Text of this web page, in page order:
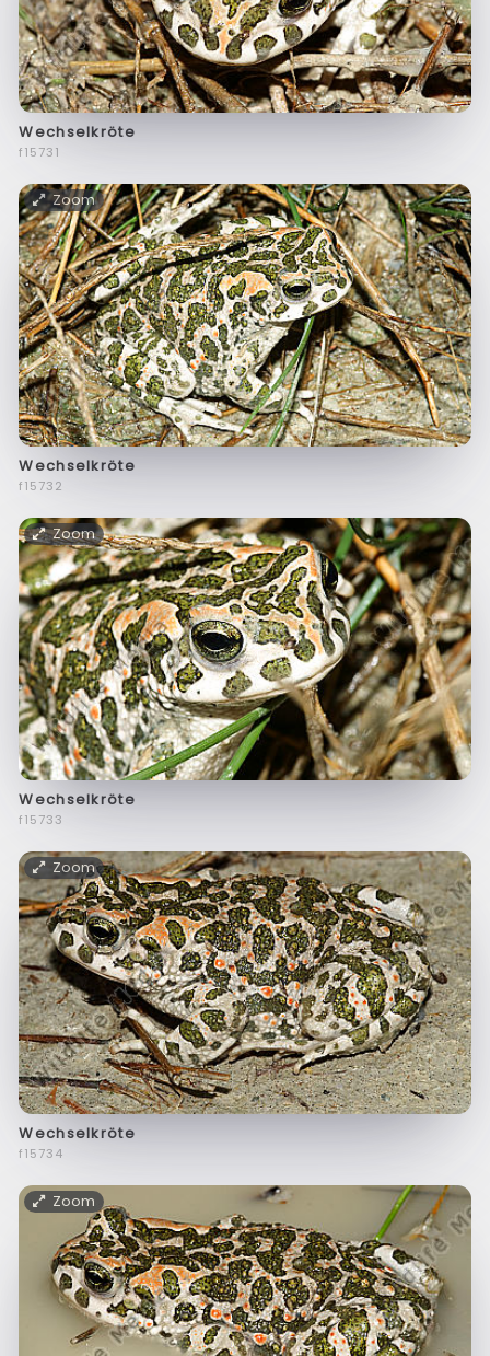
Wechselkröte
f15731
Zoom
Wechselkröte
f15732
Zoom
Wechselkröte
f15733
Zoom
Wechselkröte
f15734
Zoom